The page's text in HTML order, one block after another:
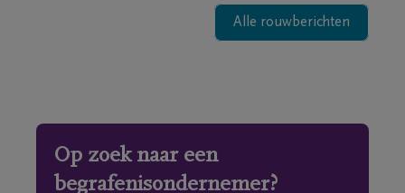
Alle rouwberichten
Op zoek naar een
begrafenisondernemer?